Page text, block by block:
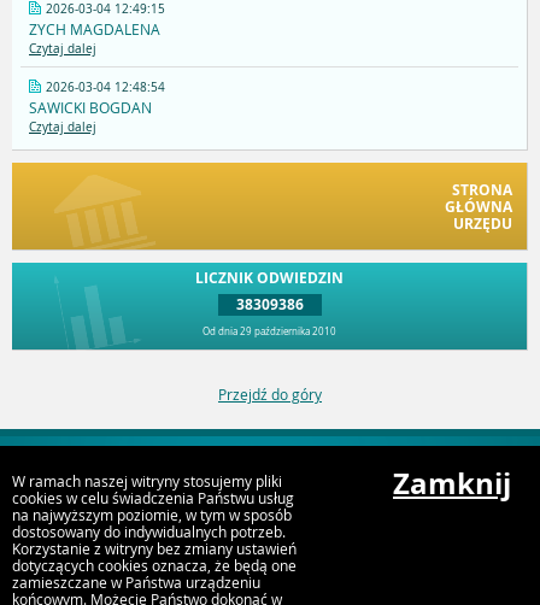
2026-03-04 12:49:15
ZYCH MAGDALENA
Czytaj dalej
2026-03-04 12:48:54
SAWICKI BOGDAN
Czytaj dalej
STRONA
GŁÓWNA
URZĘDU
LICZNIK ODWIEDZIN
38309386
Od dnia 29 października 2010
Przejdź do góry
Deklaracja dostępności
W ramach naszej witryny stosujemy pliki
cookies w celu świadczenia Państwu usług
na najwyższym poziomie, w tym w sposób
dostosowany do indywidualnych potrzeb.
Korzystanie z witryny bez zmiany ustawień
dotyczących cookies oznacza, że będą one
zamieszczane w Państwa urządzeniu
końcowym. Możecie Państwo dokonać w
Zamknij